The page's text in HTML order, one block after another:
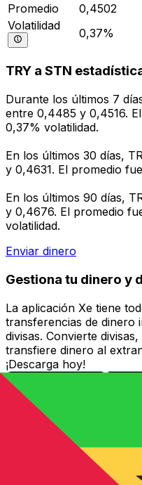
Promedio
0,4502
Volatilidad
0,37%
TRY a STN
Durante los últimos 7
entre 0,4485 y 0,4516.
0,37% volatilidad.
En los últimos 30 días,
y 0,4631. El promedio
En los últimos 90 días,
y 0,4676. El promedio
volatilidad.
Enviar dinero
Gestiona tu dinero y
La aplicación Xe tiene
transferencias de dinero
divisas. Convierte
transfiere dinero al
¡Descarga hoy!